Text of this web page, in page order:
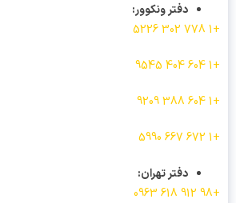
دفتر ونکوور:
دفتر تهران: